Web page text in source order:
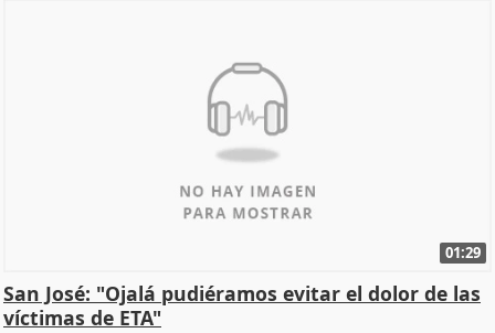
01:29
San José: "Ojalá pudiéramos evitar el dolor de las
víctimas de ETA"